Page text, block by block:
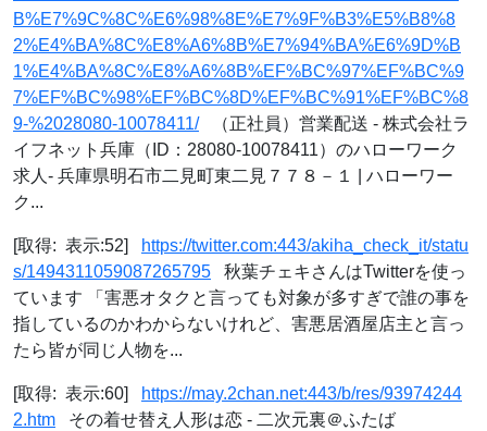
B%E7%9C%8C%E6%98%8E%E7%9F%B3%E5%B8%8
2%E4%BA%8C%E8%A6%8B%E7%94%BA%E6%9D%B
1%E4%BA%8C%E8%A6%8B%EF%BC%97%EF%BC%9
7%EF%BC%98%EF%BC%8D%EF%BC%91%EF%BC%8
9-%2028080-10078411/（正社員）営業配送 - 株式会社ラ
イフネット兵庫（ID：28080-10078411）のハローワーク
求人- 兵庫県明石市二見町東二見７７８－１ | ハローワー
ク...
[取得: 表示:52]
https://twitter.com:443/akiha_check_it/statu
s/1494311059087265795 秋葉チェキさんはTwitterを使っ
ています 「害悪オタクと言っても対象が多すぎで誰の事を
指しているのかわからないけれど、害悪居酒屋店主と言っ
たら皆が同じ人物を...
[取得: 表示:60]
https://may.2chan.net:443/b/res/93974244
2.htm その着せ替え人形は恋 - 二次元裏＠ふたば